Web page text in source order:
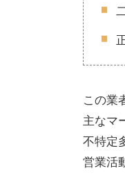
この業
主なマ
不特定
営業活